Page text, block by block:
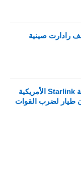
رادارت صينية
أوكرانيا تستخدم شبكة Starlink الأمريكية
طيار لضرب القوات